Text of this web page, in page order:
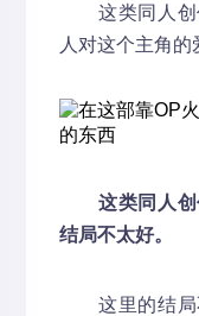
这类同人创
人对这个主角的
这类同人
结局不太好。
这里的结局